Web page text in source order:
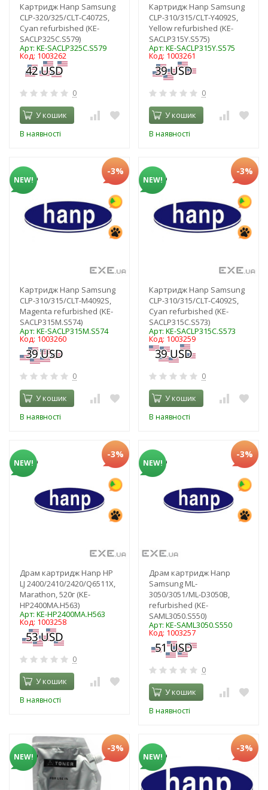
Картридж Hanp Samsung
CLP-320/325/CLT-C4072S,
Cyan refurbished (KE-
SACLP325C.S579)
Арт: KE-SACLP325C.S579
Код: 1003262
0
У кошик
В наявності
Картридж Hanp Samsung
CLP-310/315/CLT-Y4092S,
Yellow refurbished (KE-
SACLP315Y.S575)
Арт: KE-SACLP315Y.S575
Код: 1003261
0
У кошик
В наявності
NEW!
-3%
Картридж Hanp Samsung
CLP-310/315/CLT-M4092S,
Magenta refurbished (KE-
SACLP315M.S574)
Арт: KE-SACLP315M.S574
Код: 1003260
0
У кошик
В наявності
NEW!
-3%
Картридж Hanp Samsung
CLP-310/315/CLT-C4092S,
Cyan refurbished (KE-
SACLP315C.S573)
Арт: KE-SACLP315C.S573
Код: 1003259
0
У кошик
В наявності
NEW!
-3%
Драм картридж Hanp HP
LJ 2400/2410/2420/Q6511X,
Marathon, 520г (KE-
HP2400MA.H563)
Арт: KE-HP2400MA.H563
Код: 1003258
0
У кошик
В наявності
NEW!
-3%
Драм картридж Hanp
Samsung ML-
3050/3051/ML-D3050B,
refurbished (KE-
SAML3050.S550)
Арт: KE-SAML3050.S550
Код: 1003257
0
У кошик
В наявності
NEW!
-3%
NEW!
-3%